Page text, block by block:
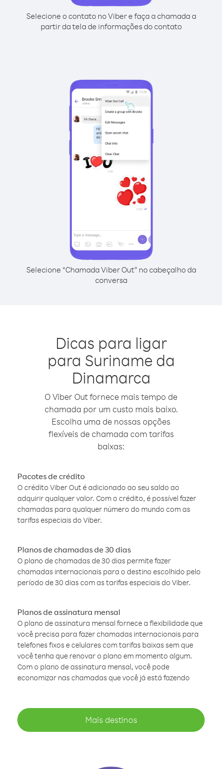
Selecione o contato no Viber e faça a chamada a
partir da tela de informações do contato
Selecione “Chamada Viber Out” no cabeçalho da
conversa
Dicas para ligar
para Suriname da
Dinamarca
O Viber Out fornece mais tempo de
chamada por um custo mais baixo.
Escolha uma de nossas opções
flexíveis de chamada com tarifas
baixas:
Pacotes de crédito
O crédito Viber Out é adicionado ao seu saldo ao
adquirir qualquer valor. Com o crédito, é possível fazer
chamadas para qualquer número do mundo com as
tarifas especiais do Viber.
Planos de chamadas de 30 dias
O plano de chamadas de 30 dias permite fazer
chamadas internacionais para o destino escolhido pelo
período de 30 dias com as tarifas especiais do Viber.
Planos de assinatura mensal
O plano de assinatura mensal fornece a flexibilidade que
você precisa para fazer chamadas internacionais para
telefones fixos e celulares com tarifas baixas sem que
você tenha que renovar o plano em momento algum.
Com o plano de assinatura mensal, você pode
economizar nas chamadas que você já está fazendo
Mais destinos